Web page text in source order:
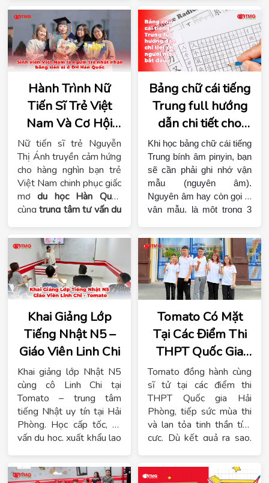
tương lai!
Hành Trình Nữ
Tiến Sĩ Trẻ Việt
Nam Và Cơ Hội
Du Học Hàn Quốc
Dành Cho Bạn
Nữ tiến sĩ trẻ Nguyễn
Thị Ánh truyền cảm hứng
cho hàng nghìn bạn trẻ
Việt Nam chinh phục giấc
mơ du học Hàn Quốc
cùng trung tâm tư vấn du
Bảng chữ cái tiếng
Trung full hướng
dẫn chi tiết cho
người mới bắt đầu
Khi học bảng chữ cái tiếng
Trung bính âm pinyin, bạn
sẽ cần phải ghi nhớ vận
mẫu (nguyên âm).
Nguyên âm hay còn gọi là
vận mẫu, là một trong 3
thể thiếu để cấu tạo âm
tiết trong tiếng Trung
Khai Giảng Lớp
Tiếng Nhật N5 –
Giáo Viên Linh Chi
Khai giảng lớp Nhật N5
cùng cô Linh Chi tại
Tomato – trung tâm
tiếng Nhật uy tín tại Hải
Phòng. Học cấp tốc, tư
vấn du học, xuất khẩu lao
nghiệp, hiệu quả.
Tomato Có Mặt
Tại Các Điểm Thi
THPT Quốc Gia
Hải Phòng – Đồng
Hành Cùng Sĩ Tử
Vượt Vũ Môn
Tomato đồng hành cùng
sĩ tử tại các điểm thi
THPT Quốc gia Hải
Phòng, tiếp sức mùa thi
và lan tỏa tinh thần tích
cực. Dù kết quả ra sao,
được tự hào!